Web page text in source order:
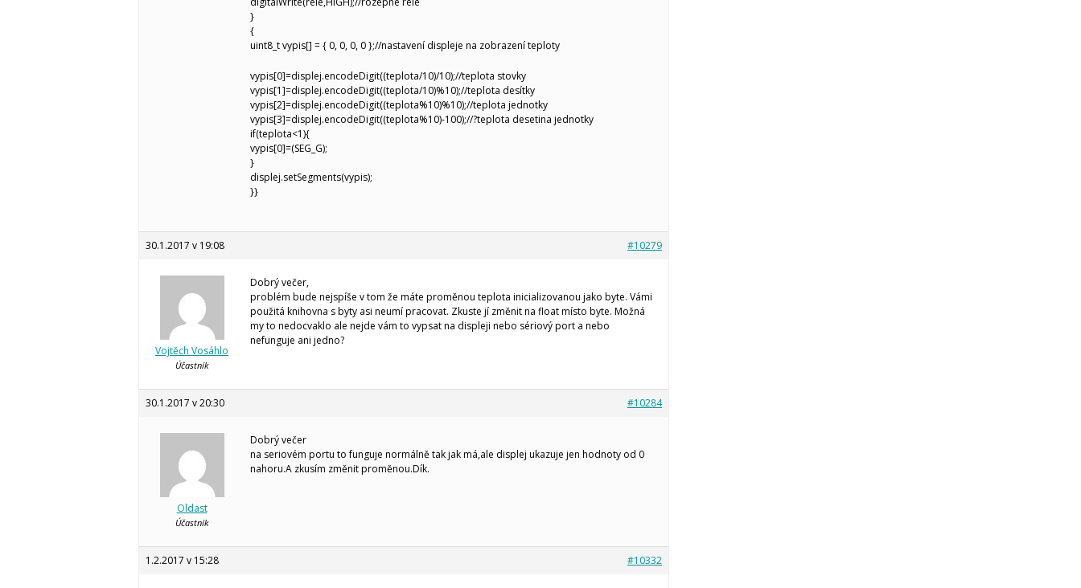
}
{
uint8_t vypis[] = { 0, 0, 0, 0 };//nastavení displeje na zobrazení teploty
vypis[0]=displej.encodeDigit((teplota/10)/10);//teplota stovky
vypis[1]=displej.encodeDigit((teplota/10)%10);//teplota desítky
vypis[2]=displej.encodeDigit((teplota%10)%10);//teplota jednotky
vypis[3]=displej.encodeDigit((teplota%10)-100);//?teplota desetina jednotky
if(teplota<1){
vypis[0]=(SEG_G);
}
displej.setSegments(vypis);
}}
30.1.2017 v 19:08 #10279
Vojtěch Vosáhlo
Účastník
Dobrý večer,
problém bude nejspíše v tom že máte proměnou teplota inicializovanou jako byte. Vámi
použitá knihovna s byty asi neumí pracovat. Zkuste jí změnit na float místo byte. Možná
my to nedocvaklo ale nejde vám to vypsat na displeji nebo sériový port a nebo
nefunguje ani jedno?
30.1.2017 v 20:30 #10284
Oldast
Účastník
Dobrý večer
na seriovém portu to funguje normálně tak jak má,ale displej ukazuje jen hodnoty od 0
nahoru.A zkusím změnit proměnou.Dík.
1.2.2017 v 15:28 #10332